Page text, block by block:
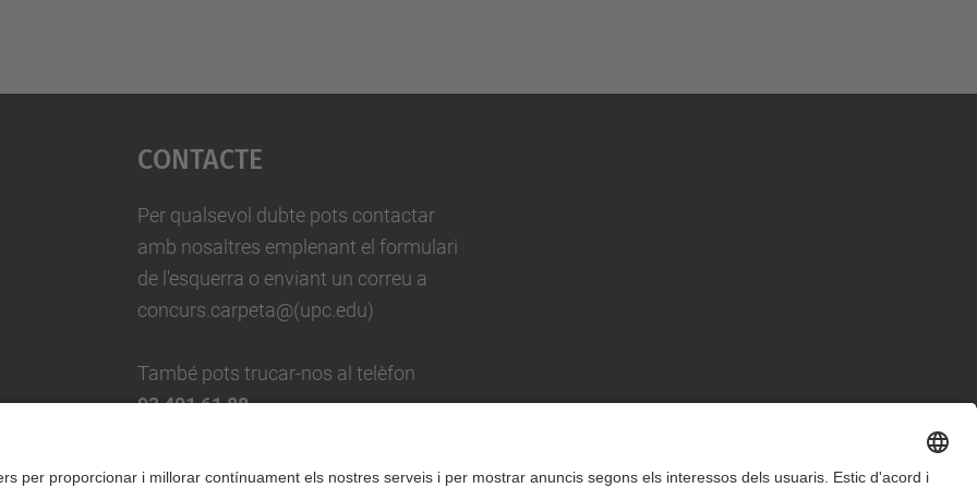
Contacte
Per qualsevol dubte pots contactar
amb nosaltres emplenant el formulari
de l'esquerra o enviant un correu a
concurs.carpeta@(upc.edu)
També pots trucar-nos al telèfon
93 401 61 88